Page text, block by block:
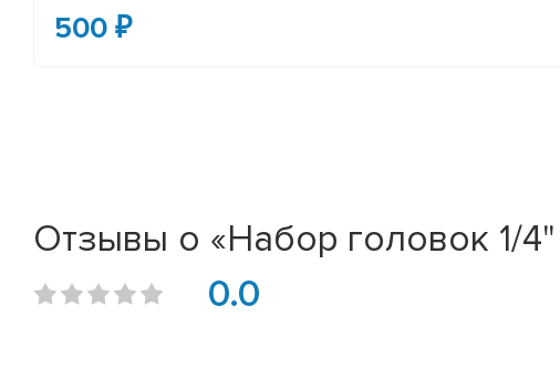
500 ₽
Отзывы о «Набор головок 1/4"
0.0